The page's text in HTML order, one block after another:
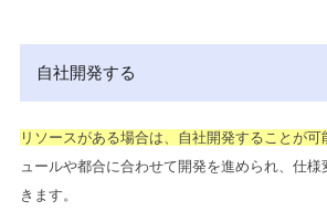
自社開発する
リソースがある場合は、自社開発することが可
ュールや都合に合わせて開発を進められ、仕
きます。